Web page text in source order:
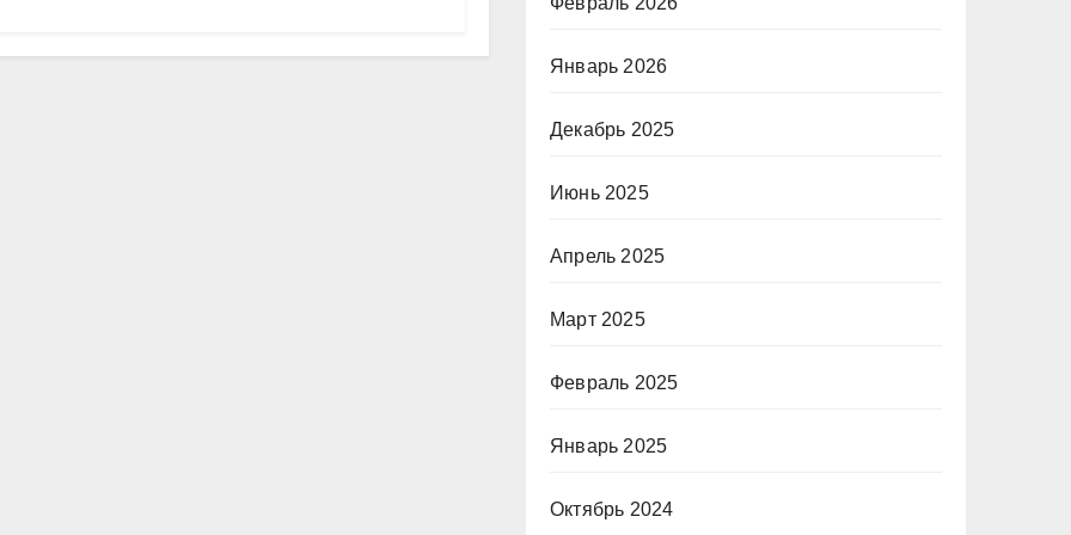
Январь 2026
Декабрь 2025
Июнь 2025
Апрель 2025
Март 2025
Февраль 2025
Январь 2025
Октябрь 2024